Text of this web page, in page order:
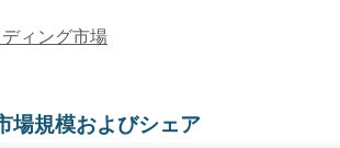
ィング市場
場規模およびシェア